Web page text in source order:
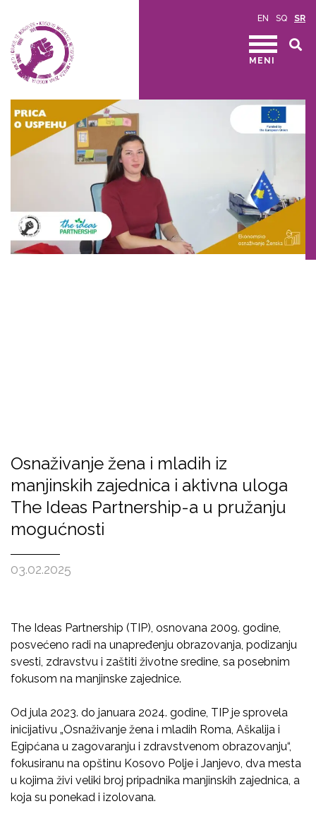
EN SQ SR
MENI
Osnaživanje žena i mladih iz
manjinskih zajednica i aktivna uloga
The Ideas Partnership-a u pružanju
mogućnosti
03.02.2025
The Ideas Partnership (TIP), osnovana 2009. godine,
posvećeno radi na unapređenju obrazovanja, podizanju
svesti, zdravstvu i zaštiti životne sredine, sa posebnim
fokusom na manjinske zajednice.
Od jula 2023. do januara 2024. godine, TIP je sprovela
inicijativu „Osnaživanje žena i mladih Roma, Aškalija i
Egipćana u zagovaranju i zdravstvenom obrazovanju“,
fokusiranu na opštinu Kosovo Polje i Janjevo, dva mesta
u kojima živi veliki broj pripadnika manjinskih zajednica, a
koja su ponekad i izolovana.